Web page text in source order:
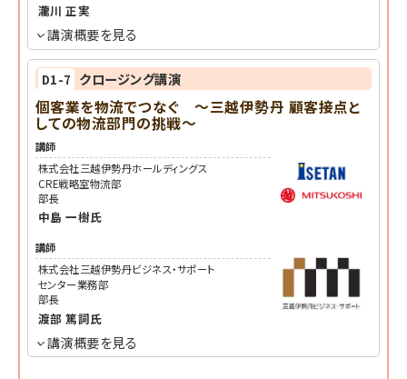
瀧川 正実
講演概要を見る
D1-7 クロージング講演
個客業を物流でつなぐ ～三越伊勢丹 顧客接点と
しての物流部門の挑戦～
講師
株式会社三越伊勢丹ホールディングス
CRE戦略室物流部
部長
中島 一樹氏
講師
株式会社三越伊勢丹ビジネス・サポート
センター業務部
部長
渡部 篤詞氏
講演概要を見る